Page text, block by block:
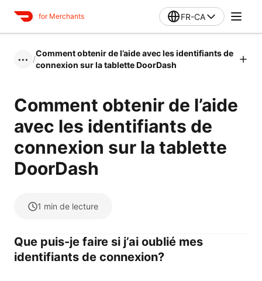
for Merchants FR-CA
••• /
Comment obtenir de l’aide avec les identifiants de
connexion sur la tablette DoorDash
Comment obtenir de l’aide
avec les identifiants de
connexion sur la tablette
DoorDash
1 min de lecture
Que puis-je faire si j’ai oublié mes
identifiants de connexion?